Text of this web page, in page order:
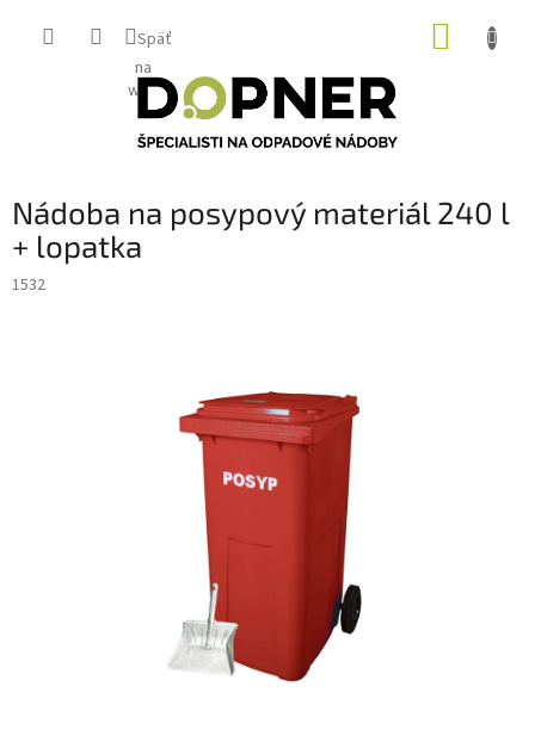
Späť
na
web
Nádoba na posypový materiál 240 l
+ lopatka
1532